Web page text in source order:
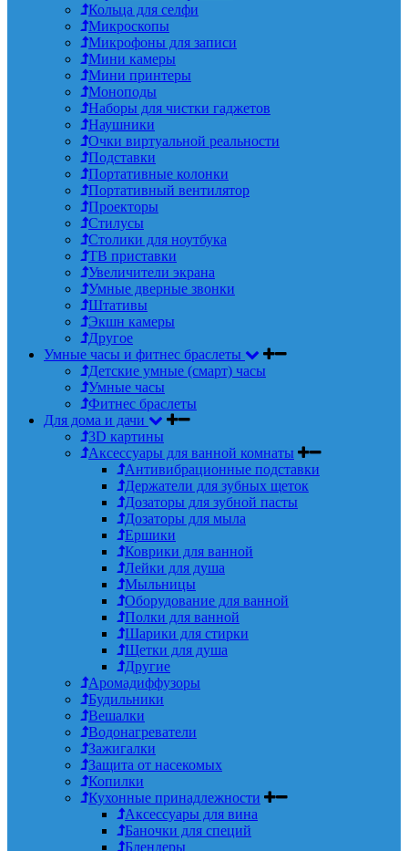
Кольца для селфи
Микроскопы
Микрофоны для записи
Мини камеры
Мини принтеры
Моноподы
Наборы для чистки гаджетов
Наушники
Очки виртуальной реальности
Подставки
Портативные колонки
Портативный вентилятор
Проекторы
Стилусы
Столики для ноутбука
ТВ приставки
Увеличители экрана
Умные дверные звонки
Штативы
Экшн камеры
Другое
Умные часы и фитнес браслеты
Детские умные (смарт) часы
Умные часы
Фитнес браслеты
Для дома и дачи
3D картины
Аксессуары для ванной комнаты
Антивибрационные подставки
Держатели для зубных щеток
Дозаторы для зубной пасты
Дозаторы для мыла
Ершики
Коврики для ванной
Лейки для душа
Мыльницы
Оборудование для ванной
Полки для ванной
Шарики для стирки
Щетки для душа
Другие
Аромадиффузоры
Будильники
Вешалки
Водонагреватели
Зажигалки
Защита от насекомых
Копилки
Кухонные принадлежности
Аксессуары для вина
Баночки для специй
Блендеры